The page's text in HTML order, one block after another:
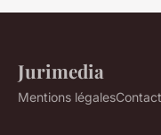
Jurimedia
Mentions légalesContact